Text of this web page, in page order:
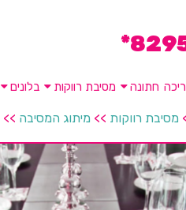
חתונה מסיבת רווקות בלונים
מסיבת רווקות >> מיתוג המסיבה >>